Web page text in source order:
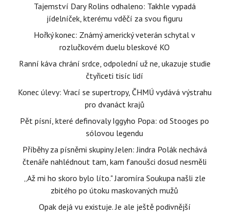
Tajemství Dary Rolins odhaleno: Takhle vypadá
jídelníček, kterému vděčí za svou figuru
Hořký konec: Známý americký veterán schytal v
rozlučkovém duelu bleskové KO
Ranní káva chrání srdce, odpolední už ne, ukazuje studie
čtyřiceti tisíc lidí
Konec úlevy: Vrací se supertropy, ČHMÚ vydává výstrahu
pro dvanáct krajů
Pět písní, které definovaly Iggyho Popa: od Stooges po
sólovou legendu
Příběhy za písněmi skupiny Jelen: Jindra Polák nechává
čtenáře nahlédnout tam, kam fanoušci dosud nesměli
„Až mi ho skoro bylo líto." Jaromíra Soukupa našli zle
zbitého po útoku maskovaných mužů
Opak dejá vu existuje. Je ale ještě podivnější